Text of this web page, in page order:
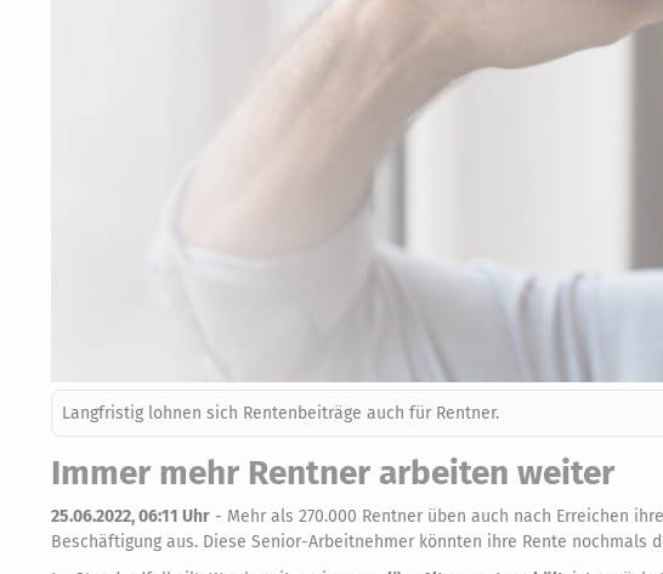
Langfristig lohnen sich Rentenbeiträge auch für Rentner.
Immer mehr Rentner arbeiten weiter
25.06.2022, 06:11 Uhr - Mehr als 270.000 Rentner üben auch nach Erreichen
Beschäftigung aus. Diese Senior-Arbeitnehmer könnten ihre Rente nochmals